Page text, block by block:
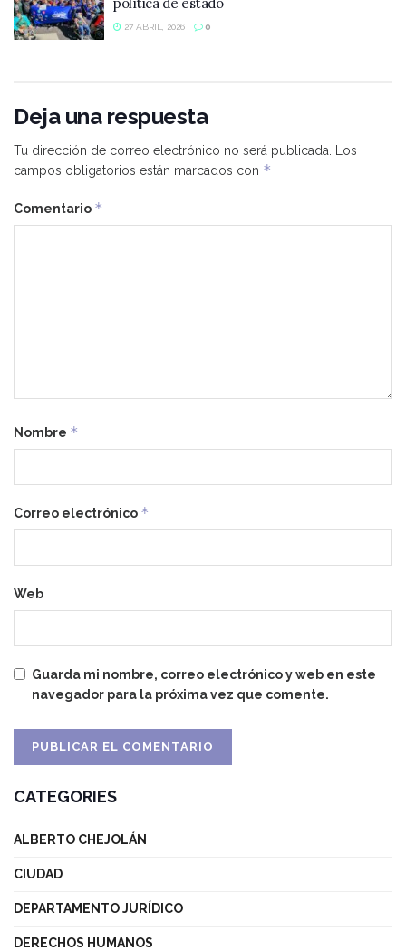
27 ABRIL, 2026 0
Deja una respuesta
Tu dirección de correo electrónico no será publicada. Los
campos obligatorios están marcados con *
Comentario *
Nombre *
Correo electrónico *
Web
Guarda mi nombre, correo electrónico y web en este
navegador para la próxima vez que comente.
CATEGORIES
ALBERTO CHEJOLÁN
CIUDAD
DEPARTAMENTO JURÍDICO
DERECHOS HUMANOS